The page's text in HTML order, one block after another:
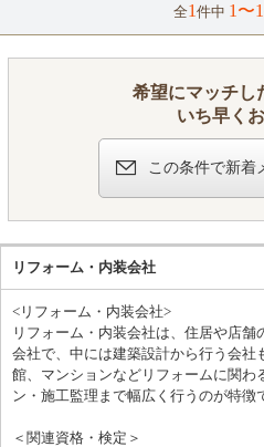
専門性が求められるクリニ
ります。 そのため、これま
全1 件中 1〜1
希望にマッチし
いち早く
この条件で新着
リフォーム・内装会社
<リフォーム・内装会社>
リフォーム・内装会社は、住居や店
会社で、中には建築設計から行う会社
館、マンションなどリフォームに関わ
ン・施工監理まで幅広く行うのが特徴
＜関連資格・検定＞